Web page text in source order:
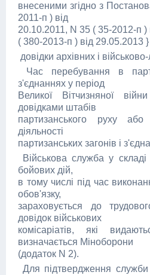
внесеними згідно з
2011-п ) від
20.10.2011, N 35 ( 35-2012-п )
( 380-2013-п ) від 29.05.2013 }
довідки архівних і
Час перебування в
з'єднаннях у період
Великої Вітчизняної
довідками штабів
партизанського руху
діяльності
партизанських загонів і
Військова служба у складі
бойових дій,
в тому числі під час
обов'язку,
зараховується до
довідок військових
комісаріатів, які
визначається Міноборони
(додаток N 2).
Для підтвердження служби